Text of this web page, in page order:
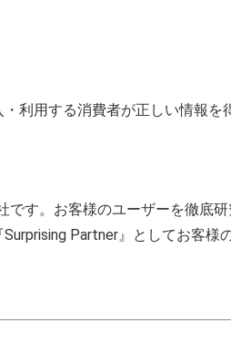
用する消費者が正しい情報を
す。お客様のユーザーを徹底
Partner』としてお客